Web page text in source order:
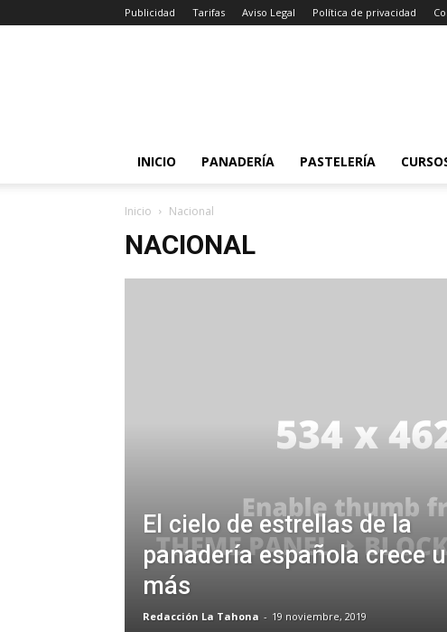
Publicidad Tarifas Aviso Legal Política de privacidad
INICIO PANADERÍA PASTELERÍA
Inicio Nacional
NACIONAL
El cielo de estrellas de la
panadería española crece
más
Redacción La Tahona - 19 noviembre, 2019